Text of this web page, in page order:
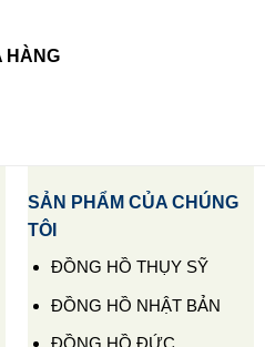
HÀNG
SẢN PHẨM CỦA CHÚNG
TÔI
ĐỒNG HỒ THỤY SỸ
ĐỒNG HỒ NHẬT BẢN